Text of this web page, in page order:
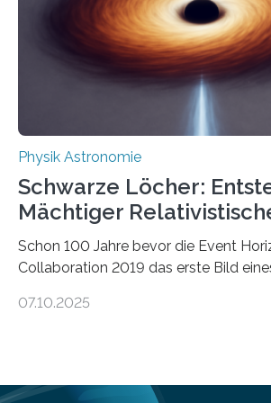
Verbrennungsmotoren oder
Wärmekraftmaschinen: Sie wandeln
Energie in mechanische Bewegung
ausgedrückt, Wärme in Bewegung. In
quantenmechanischen Experimenten
Physik Astronomie
Schwarze Löcher:
Mächtiger
Schon 100 Jahre bevor die Event
Collaboration 2019 das erste Bild
hatte der Astronom Heber Curtis
werden auch von anderen Schwarzen
07.10.2025